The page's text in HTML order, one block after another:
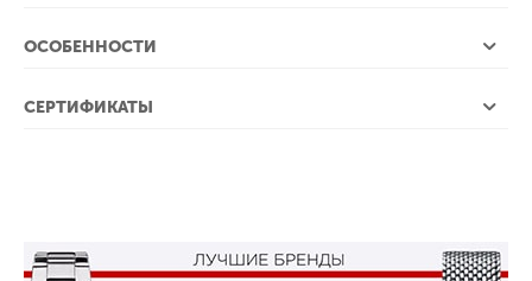
ОСОБЕННОСТИ
СЕРТИФИКАТЫ